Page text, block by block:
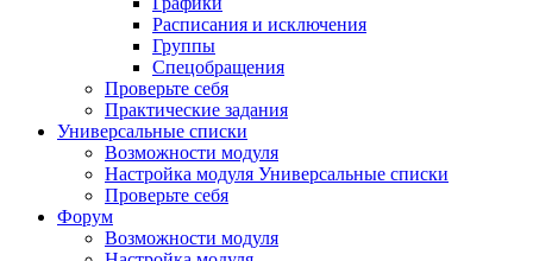
Расписания и исключения
Группы
Спецобращения
Проверьте себя
Практические задания
Универсальные списки
Возможности модуля
Настройка модуля Универсальные списки
Проверьте себя
Форум
Возможности модуля